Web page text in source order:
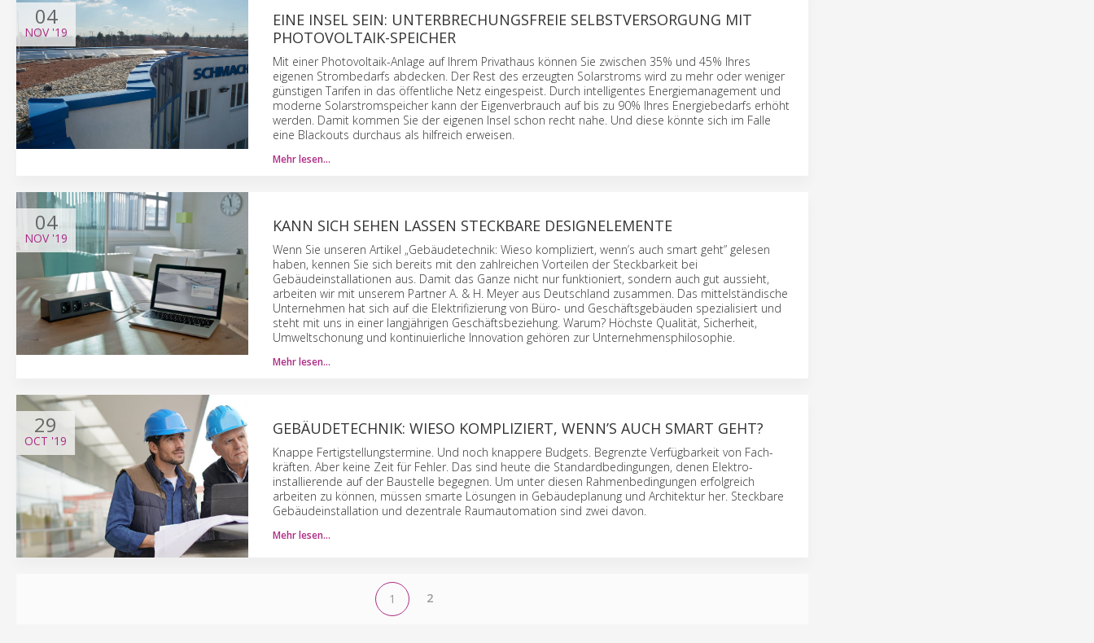
04
NOV'19
EINE INSEL SEIN: UNTERBRECHUNGSFREIE SELBSTVERSORGUNG MIT
PHOTOVOLTAIK-SPEICHER
Mit einer Photo­voltaik-Anlage auf Ihrem Privat­haus können Sie zwischen 35% und 45% Ihres
eigenen Strom­bedarfs abdecken. Der Rest des erzeugten Solar­stroms wird zu mehr oder weniger
günstigen Tarifen in das öffentliche Netz eingespeist. Durch intelligentes Energie­management und
moderne Solar­strom­speicher kann der Eigen­verbrauch auf bis zu 90% Ihres Energie­bedarfs erhöht
werden. Damit kommen Sie der eigenen Insel schon recht nahe. Und diese könnte sich im Falle
eine Black­outs durchaus als hilfreich erweisen.
Mehr lesen…
04
NOV'19
KANN SICH SEHEN LASSEN STECKBARE DESIGNELEMENTE
Wenn Sie unseren Artikel „Gebäudetechnik: Wieso kompliziert, wenn’s auch smart geht” gelesen
haben, kennen Sie sich bereits mit den zahlreichen Vorteilen der Steckbarkeit bei
Gebäudeinstallationen aus. Damit das Ganze nicht nur funktioniert, sondern auch gut aussieht,
arbeiten wir mit unserem Partner A. & H. Meyer aus Deutschland zusammen. Das mittelständische
Unternehmen hat sich auf die Elektrifizierung von Büro- und Geschäftsgebäuden spezialisiert und
steht mit uns in einer langjährigen Geschäftsbeziehung. Warum? Höchste Qualität, Sicherheit,
Umweltschonung und kontinuierliche Innovation gehören zur Unternehmensphilosophie.
Mehr lesen…
29
OCT '19
GEBÄUDETECHNIK: WIESO KOMPLIZIERT, WENN’S AUCH SMART GEHT?
Knappe Fertig­stellungs­termine. Und noch knappere Budgets. Begrenzte Verfügbarkeit von Fach­
kräften. Aber keine Zeit für Fehler. Das sind heute die Standard­bedingungen, denen Elektro­
installierende auf der Baustelle begegnen. Um unter diesen Rahmen­bedingungen erfolgreich
arbeiten zu können, müssen smarte Lösungen in Gebäude­planung und Architektur her. Steckbare
Gebäude­installation und dezentrale Raum­automation sind zwei davon.
Mehr lesen…
1 2